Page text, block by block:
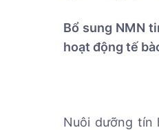
Bổ sung NMN
hoạt động tế
Nuôi dưỡng tín